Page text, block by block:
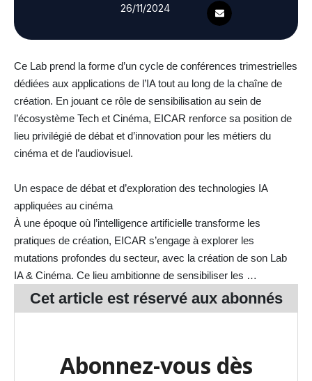
26/11/2024
Ce Lab prend la forme d’un cycle de conférences trimestrielles
dédiées aux applications de l’IA tout au long de la chaîne de
création. En jouant ce rôle de sensibilisation au sein de
l’écosystème Tech et Cinéma, EICAR renforce sa position de
lieu privilégié de débat et d’innovation pour les métiers du
cinéma et de l’audiovisuel.
Un espace de débat et d’exploration des technologies IA
appliquées au cinéma
À une époque où l’intelligence artificielle transforme les
pratiques de création, EICAR s’engage à explorer les
mutations profondes du secteur, avec la création de son Lab
IA & Cinéma. Ce lieu ambitionne de sensibiliser les …
Cet article est réservé aux abonnés
Abonnez-vous dès